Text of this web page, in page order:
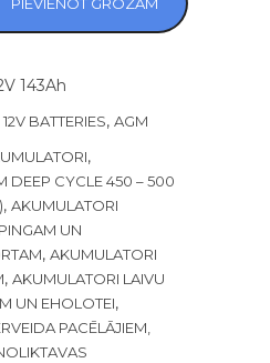
PIEVIENOT GROZAM
143Ah
BATTERIES, AGM
,
DEEP CYCLE 450 – 500
, AKUMULATORI
UN
, AKUMULATORI
, AKUMULATORI LAIVU
UN EHOLOTEI,
PACĒLĀJIEM,